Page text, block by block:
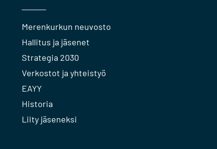
Merenkurkun neuvosto
Hallitus ja jäsenet
Strategia 2030
Verkostot ja yhteistyö
EAYY
Historia
Liity jäseneksi